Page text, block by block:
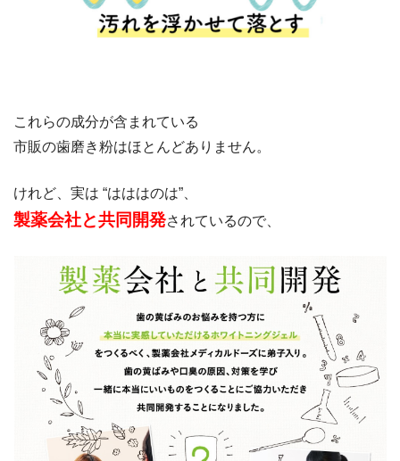
これらの成分が含まれている
市販の歯磨き粉はほとんどありません。
けれど、実は “はははのは”、
製薬会社と共同開発されているので、